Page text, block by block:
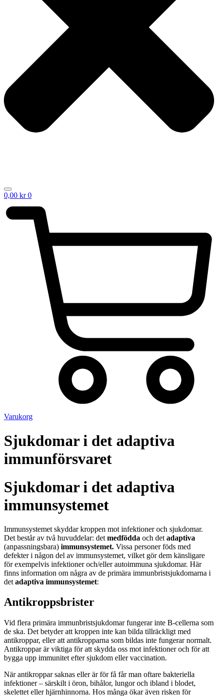
0,00 kr 0
Varukorg
Sjukdomar i det adaptiva
immunförsvaret
Sjukdomar i det adaptiva
immunsystemet
Immunsystemet skyddar kroppen mot infektioner och sjukdomar.
Det består av två huvuddelar: det medfödda och det adaptiva
(anpassningsbara) immunsystemet. Vissa personer föds med
defekter i någon del av immunsystemet, vilket gör dem känsligare
för exempelvis infektioner och/eller autoimmuna sjukdomar. Här
finns information om några av de primära immunbristsjukdomarna i
det adaptiva immunsystemet:
Antikroppsbrister
Vid flera primära immunbristsjukdomar fungerar inte B-cellerna som
de ska. Det betyder att kroppen inte kan bilda tillräckligt med
antikroppar, eller att antikropparna som bildas inte fungerar normalt.
Antikroppar är viktiga för att skydda oss mot infektioner och för att
bygga upp immunitet efter sjukdom eller vaccination.
När antikroppar saknas eller är för få får man oftare bakteriella
infektioner – särskilt i öron, bihålor, lungor och ibland i blodet,
skelettet eller hjärnhinnorna. Hos många ökar även risken för